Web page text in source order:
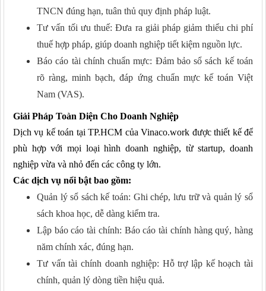
TNCN đúng hạn, tuân thủ quy định pháp luật.
Tư vấn tối ưu thuế: Đưa ra giải pháp giảm thiểu chi phí
thuế hợp pháp, giúp doanh nghiệp tiết kiệm nguồn lực.
Báo cáo tài chính chuẩn mực: Đảm bảo sổ sách kế toán
rõ ràng, minh bạch, đáp ứng chuẩn mực kế toán Việt
Nam (VAS).
Giải Pháp Toàn Diện Cho Doanh Nghiệp
Dịch vụ kế toán tại TP.HCM của Vinaco.work được thiết kế để
phù hợp với mọi loại hình doanh nghiệp, từ startup, doanh
nghiệp vừa và nhỏ đến các công ty lớn.
Các dịch vụ nổi bật bao gồm:
Quản lý sổ sách kế toán: Ghi chép, lưu trữ và quản lý sổ
sách khoa học, dễ dàng kiểm tra.
Lập báo cáo tài chính: Báo cáo tài chính hàng quý, hàng
năm chính xác, đúng hạn.
Tư vấn tài chính doanh nghiệp: Hỗ trợ lập kế hoạch tài
chính, quản lý dòng tiền hiệu quả.